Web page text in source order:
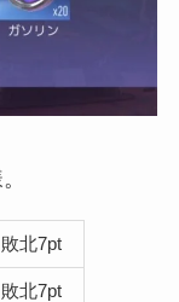
北7pt
北7pt